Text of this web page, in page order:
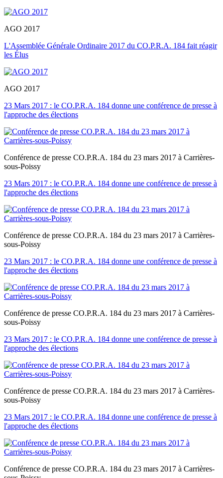
AGO 2017
L'Assemblée Générale Ordinaire 2017 du CO.P.R.A. 184 fait réagir
les Élus
AGO 2017
23 Mars 2017 : le CO.P.R.A. 184 donne une conférence de presse à
l'approche des élections
Conférence de presse CO.P.R.A. 184 du 23 mars 2017 à Carrières-
sous-Poissy
23 Mars 2017 : le CO.P.R.A. 184 donne une conférence de presse à
l'approche des élections
Conférence de presse CO.P.R.A. 184 du 23 mars 2017 à Carrières-
sous-Poissy
23 Mars 2017 : le CO.P.R.A. 184 donne une conférence de presse à
l'approche des élections
Conférence de presse CO.P.R.A. 184 du 23 mars 2017 à Carrières-
sous-Poissy
23 Mars 2017 : le CO.P.R.A. 184 donne une conférence de presse à
l'approche des élections
Conférence de presse CO.P.R.A. 184 du 23 mars 2017 à Carrières-
sous-Poissy
23 Mars 2017 : le CO.P.R.A. 184 donne une conférence de presse à
l'approche des élections
Conférence de presse CO.P.R.A. 184 du 23 mars 2017 à Carrières-